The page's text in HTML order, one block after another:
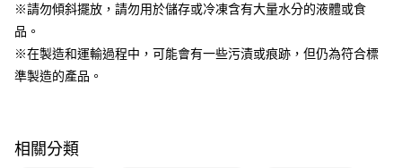
※請勿傾斜擺放，請勿用於儲存或冷凍含有大量水分的液體或食
品。
※在製造和運輸過程中，可能會有一些污漬或痕跡，但仍為符合標
準製造的產品。
相關分類